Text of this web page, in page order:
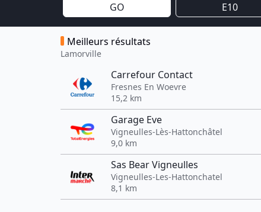
GO E10
Meilleurs résultats
Lamorville
Carrefour Contact
Fresnes En Woevre
15,2 km
Garage Eve
Vigneulles-Lès-Hattonchâtel
9,0 km
Sas Bear Vigneulles
Vigneulles-Les-Hattonchatel
8,1 km